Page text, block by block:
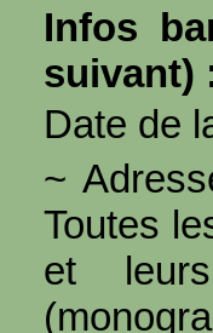
Infos
suivant)
Date de
~
Toutes
et